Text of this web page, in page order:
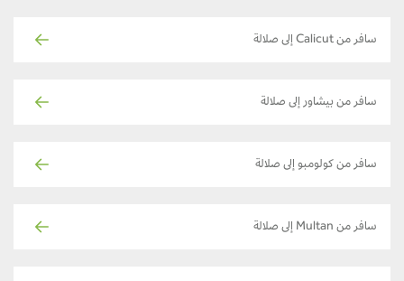
سافر من Calicut إلى صلالة
سافر من بيشاور إلى صلالة
سافر من كولومبو إلى صلالة
سافر من Multan إلى صلالة